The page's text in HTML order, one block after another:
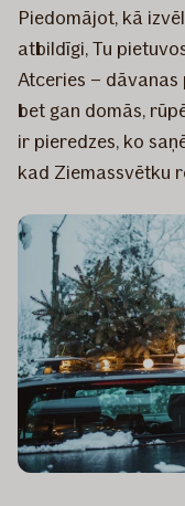
Piedomājot, kā
atbildīgi, Tu
Atceries –
bet gan domās,
ir pieredzes, ko
kad Ziemassvētku